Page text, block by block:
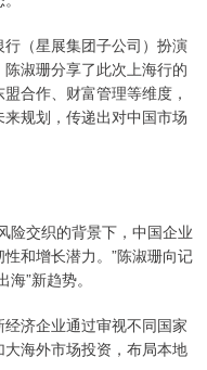
（星展集团子公司）扮演
淑珊分享了此次上海行的
合作、财富管理等维度，
规划，传递出对中国市场
交织的背景下，中国企业
和增长潜力。”陈淑珊向记
”新趋势。
济企业通过审视不同国家
海外市场投资，布局本地